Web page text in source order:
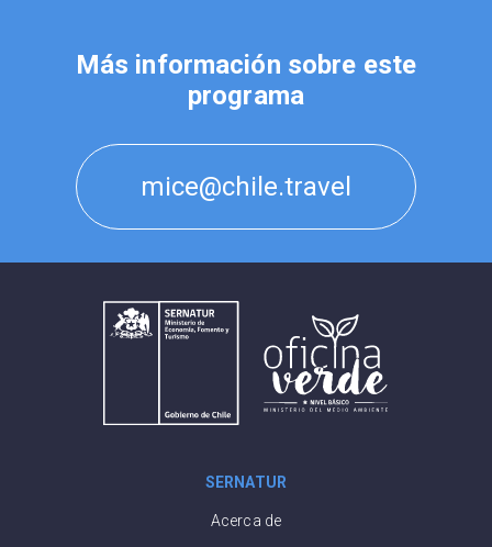
Más información sobre este
programa
mice@chile.travel
SERNATUR
Acerca de